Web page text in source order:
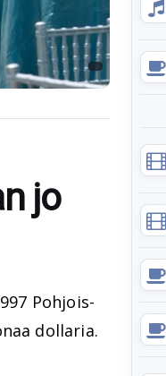
jo
Pohjois-
dollaria.